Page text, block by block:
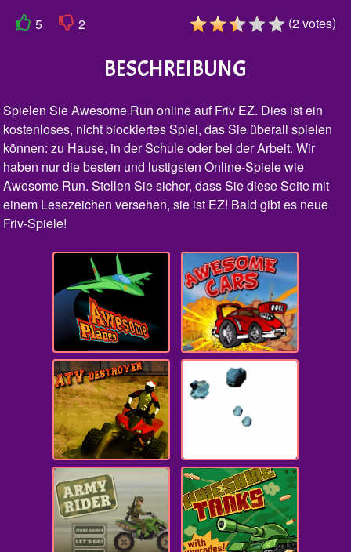
5 2 (2votes)
BESCHREIBUNG
Spielen Sie Awesome Run online auf Friv EZ. Dies ist ein
kostenloses, nicht blockiertes Spiel, das Sie überall spielen
können: zu Hause, in der Schule oder bei der Arbeit. Wir
haben nur die besten und lustigsten Online-Spiele wie
Awesome Run. Stellen Sie sicher, dass Sie diese Seite mit
einem Lesezeichen versehen, sie ist EZ! Bald gibt es neue
Friv-Spiele!